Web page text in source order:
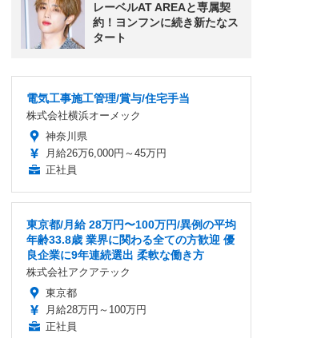
レーベルAT AREAと専属契
約！ヨンフンに続き新たなス
タート
電気工事施工管理/賞与/住宅手当
株式会社横浜オーメック
神奈川県
月給26万6,000円～45万円
正社員
東京都/月給 28万円〜100万円/異例の平均
年齢33.8歳 業界に関わる全ての方歓迎 優
良企業に9年連続選出 柔軟な働き方
株式会社アクアテック
東京都
月給28万円～100万円
正社員